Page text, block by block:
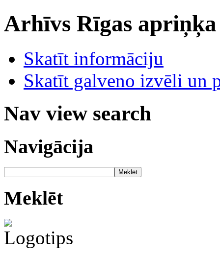
Arhīvs Rīgas
Skatīt informāciju
Skatīt galveno izvēli un
Nav view search
Navigācija
Meklēt
Meklēt